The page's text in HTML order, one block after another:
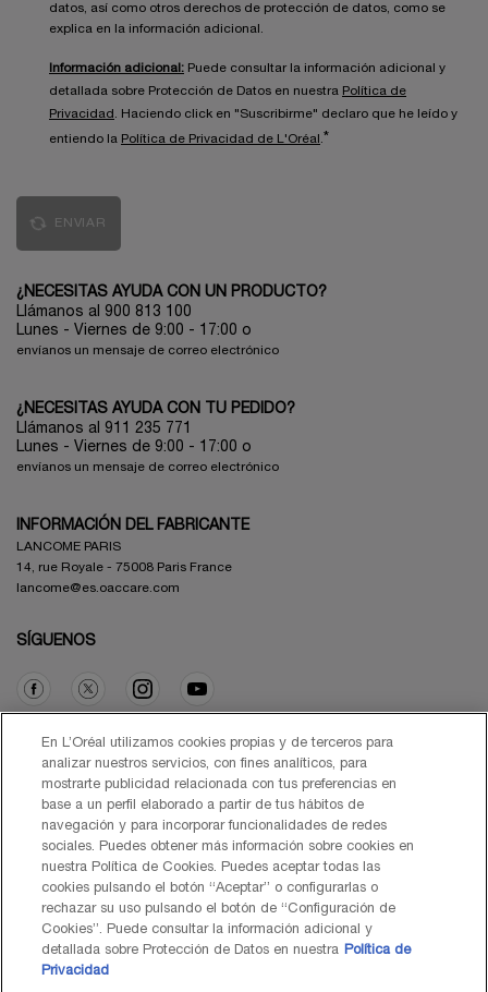
datos, así como otros derechos de protección de datos, como se
explica en la información adicional.
Información adicional: Puede consultar la información adicional y
detallada sobre Protección de Datos en nuestra Política de
Privacidad
. Haciendo click en "Suscribirme" declaro que he leído y
entiendo la Política de Privacidad de L'Oréal *
ENVIAR
¿NECESITAS AYUDA CON UN PRODUCTO?
Llámanos al 900 813 100
Lunes - Viernes de 9:00 - 17:00 o
envíanos un mensaje de correo electrónico
¿NECESITAS AYUDA CON TU PEDIDO?
Llámanos al 911 235 771
Lunes - Viernes de 9:00 - 17:00 o
envíanos un mensaje de correo electrónico
INFORMACIÓN DEL FABRICANTE
LANCOME PARIS
14, rue Royale - 75008 Paris France
lancome@es.oaccare.com
SÍGUENOS
Opción de compra
€ - ES (ES)
© Lancôme 2026
En L’Oréal utilizamos cookies propias y de terceros para
analizar nuestros servicios, con fines analíticos, para
mostrarte publicidad relacionada con tus preferencias en
base a un perfil elaborado a partir de tus hábitos de
navegación y para incorporar funcionalidades de redes
sociales. Puedes obtener más información sobre cookies en
nuestra Política de Cookies. Puedes aceptar todas las
cookies pulsando el botón “Aceptar” o configurarlas o
rechazar su uso pulsando el botón de “Configuración de
Cookies”. Puede consultar la información adicional y
detallada sobre Protección de Datos en nuestra Política de
Privacidad